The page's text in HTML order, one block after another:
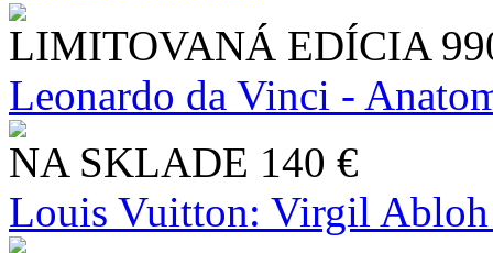
LIMITOVANÁ EDÍCIA
Leonardo da Vinci -
NA SKLADE 140 €
Louis Vuitton: Virgil